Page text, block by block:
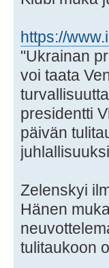
https://
"Ukrainan
voi taata
presidentti
päivän
Zelenskyi
Hänen
tulitaukoon